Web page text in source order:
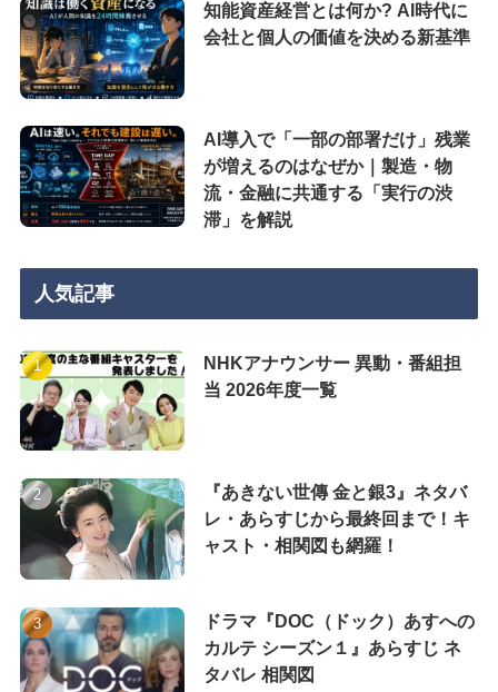
知能資産経営とは何か? AI時代に
会社と個人の価値を決める新基準
AI導入で「一部の部署だけ」残業
が増えるのはなぜか｜製造・物
流・金融に共通する「実行の渋
滞」を解説
人気記事
NHKアナウンサー 異動・番組担
当 2026年度一覧
『あきない世傳 金と銀3』ネタバ
レ・あらすじから最終回まで！キ
ャスト・相関図も網羅！
ドラマ『DOC（ドック）あすへの
カルテ シーズン１』あらすじ ネ
タバレ 相関図